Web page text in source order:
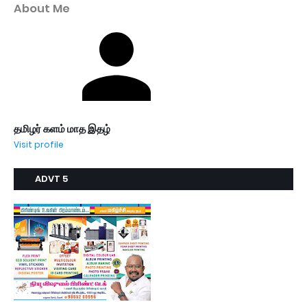
About Me
தமிழர் களம் மாத இதழ்
Visit profile
ADVT 5